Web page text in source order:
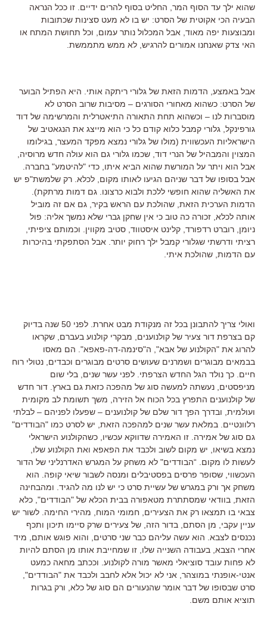
שהוא ילך עד הסוף המר, החליט בסוף להרים ידיים. זו ככל הנראה
הבעיה הכי אקוטית של הסרט: יש בו לא מעט סצינות שכתובות
ומבוצעות יפה מאוד, אבל המכלול נותר עמום, וכל תחושת המתח או
האי צדק שאנחנו אמורים להרגיש, לא ממש מתממשת.
אבל באמצע, הדמות הזאת של גלורי ריתקה אותי. היא הפתיל הבוער
של הסרט: כשהוא מאחורי הסורגים – מסיבות שרוב הסרט לא
מוסברות לנו – וכשהוא תחת התאורה התיאטרלית והמרשימה של דוד
גורפינקל, גלורי קמבל כלוא קודם כל כי הוא מייצג את הנגאטיב של
הישראליות העכשווית (מולו של גלורי נמצא מפקד המעצר, בגילומו
המצוין והמבהיל של הנרי דוד, שכמו גלורי גם הוא עולה חדש מרוסיה,
אבל הוא ויתר על המורשת שהוא הביא איתו, כדי "להיטמע" בחברה.
אבל בסופו של דבר שניהם הגיעו לאותו מקום, לכלא. רק שלמשת"פ יש
את האשליה שהוא חופשי ללכת ולבוא כרצונו. גם דמות מרתקת).
הדמות הערכית הזאת, שהולכת עם הראש בקיר, גם אם זה מוביל
אותה לכלא, זכורה כה טוב כי אין שחקן גברי שלא נמשך אליה: פול
ניומן, רוברט רדפורד, קלינט איסטווד, סטיב מקווין. וכמותם ציפיתי,
רציתי ודרשתי שגלורי קמבל ילך רחוק יותר. אבל הסתפקתי בהיכרות
עם הדמות, שהולכת איתי.
ואולי צריך להתבונן בכל זה מנקודת מבט אחרת. לפני 50 שנה בדיוק
קם בצרפת דור צעיר של קולנוענים, מבקרי קולנוע בעברם, שקראו
להרוג את "הקולנוע של אבא", ה"סינמה-דה-פאפא". הם מאסו
בבמאים מבוגרים ושמרנים שעושים סרטים מבוגרים וכבדים, נטולי רוח
חיים. כך נולד הגל החדש הצרפתי. לפני עשר שנים, בלי שום
מניפסטים, נעשתה למעשה סוג של מהפכה כזאת גם בארץ. דור חדש
של קולנוענים התפרץ בכל הכוח אל הזירה, משך תשומת לב מקומית
ועולמית, ובדרך הפך דור שלם של קולנוענים – שפעלו לפניהם – לבלתי
רלוונטיים. במלאת עשר שנים למהפכה הזאת, יש לסרט כמו "הבודדים"
גם סוג של אמירה. זו האמירה שדווקא עכשיו, כשהקולנוע הישראלי
נמצא בשיאו, יש מקום לשוב ולכבד את הפאפא ואת הקולנוע שלו,
לעשות לו מקום. “הבודדים" לא משחק על המגרש האדרנליני של הדור
העכשווי, שסופר פרסים בפסטיבלים ומנסה לשבור שיאי קופה. הוא
משחק אך ורק במגרש של עשיית סרט כי יש לנו מה להגיד. ומהבחינה
הזאת, בוודאי שמסתתרת מטאפורה בבית הכלא של "הבודדים", כלא
צבאי בו תמצאו רק את הצעירים, חמומי המוח, מהירי החימה. לשור יש
עניין עקבי, מן הסתם, בדור הזה, של צעירים שרק סיימו תיכון ותכף
נכנסים לצבא. הוא עשה עליהם כבר שני סרטים, והוא פוגש אותם, מיד
אחרי הצבא, בעבודה השנייה שלו, זו שמחייבת אותו מן הסתם להיות
לא פחות עובד סוציאלי מאשר מורה לקולנוע. וככתב מחאה כמעט
אנטי-אופנתי במוצהר, אני לא יכול אלא לחבב ולכבד את "הבודדים",
סרט שבסופו של דבר אומר שהנעורים הם סוג של כלא, ורק בגרות
תוציא אותם משם.